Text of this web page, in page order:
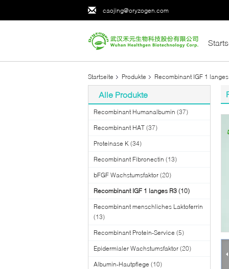
caojing@oryzogen.com
Startseite Produkte Recombinant IGF 1
Alle Produkte
Recombinant Humanalbumin (37)
Recombinant HAT (37)
Proteinase K (34)
Recombinant Fibronectin (13)
bFGF Wachstumsfaktor (20)
Recombinant IGF 1 langes R3 (10)
Recombinant menschliches Laktoferrin
(13)
Recombinant Protein-Service (5)
Epidermialer Wachstumsfaktor (20)
Albumin-Hautpflege (10)